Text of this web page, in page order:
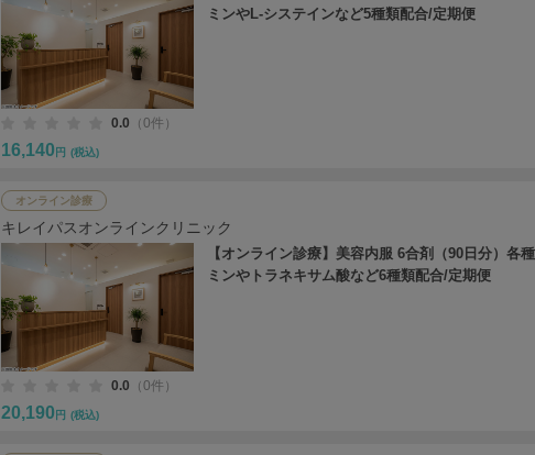
ミンやL-システインなど5種類配合/定期便
0.0 （0件）
16,140 円 (税込)
オンライン診療
キレイパスオンラインクリニック
【オンライン診療】美容内服 6合剤（90日分）各
ミンやトラネキサム酸など6種類配合/定期便
0.0 （0件）
20,190 円 (税込)